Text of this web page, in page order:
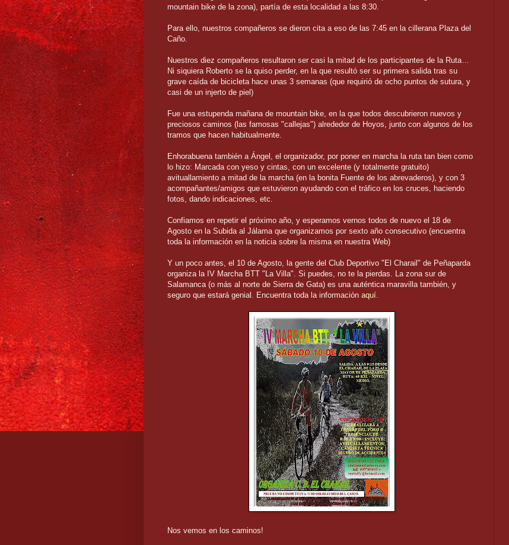
mountain bike de la zona), partía de esta localidad a las 8:30.
Para ello, nuestros compañeros se dieron cita a eso de las 7:45 en la cillerana Plaza del
Caño.
Nuestros diez compañeros resultaron ser casi la mitad de los participantes de la Ruta…
Ni siquiera Roberto se la quiso perder, en la que resultó ser su primera salida tras su
grave caída de bicicleta hace unas 3 semanas (que requirió de ocho puntos de sutura, y
casi de un injerto de piel)
Fue una estupenda mañana de mountain bike, en la que todos descubrieron nuevos y
preciosos caminos (las famosas "callejas") alrededor de Hoyos, junto con algunos de los
tramos que hacen habitualmente.
Enhorabuena también a Ángel, el organizador, por poner en marcha la ruta tan bien como
lo hizo: Marcada con yeso y cintas, con un excelente (y totalmente gratuito)
avituallamiento a mitad de la marcha (en la bonita Fuente de los abrevaderos), y con 3
acompañantes/amigos que estuvieron ayudando con el tráfico en los cruces, haciendo
fotos, dando indicaciones, etc.
Confiamos en repetir el próximo año, y esperamos vernos todos de nuevo el 18 de
Agosto en la Subida al Jálama que organizamos por sexto año consecutivo (encuentra
toda la información en la noticia sobre la misma en nuestra Web)
Y un poco antes, el 10 de Agosto, la gente del Club Deportivo "El Charail" de Peñaparda
organiza la IV Marcha BTT "La Villa". Si puedes, no te la pierdas. La zona sur de
Salamanca (o más al norte de Sierra de Gata) es una auténtica maravilla también, y
seguro que estará genial. Encuentra toda la información aquí
Nos vemos en los caminos!